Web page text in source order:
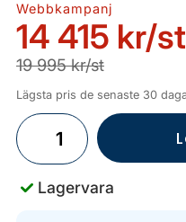
Webbkampanj
14 415 kr/st
19 995 kr/st
Lägsta pris de senaste 30
Lagervara